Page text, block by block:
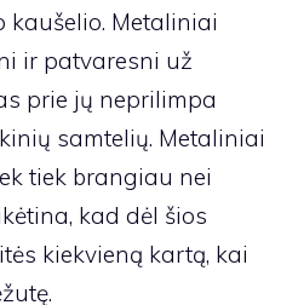
kaušelio. Metaliniai
ir patvaresni už
prie jų neprilimpa
samtelių. Metaliniai
tiek brangiau nei
kad dėl šios
kiekvieną kartą, kai